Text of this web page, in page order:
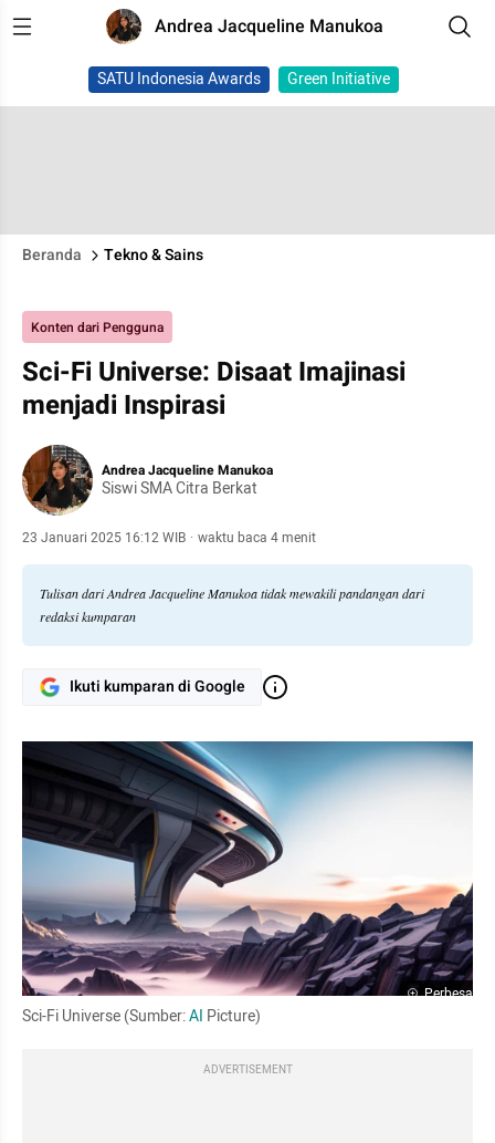
Andrea Jacqueline Manukoa
SATU Indonesia Awards Green Initiative
Beranda Tekno & Sains
Konten dari Pengguna
Sci-Fi Universe: Disaat Imajinasi
menjadi Inspirasi
Andrea Jacqueline Manukoa
Siswi SMA Citra Berkat
23 Januari 2025 16:12 WIB · waktu baca 4 menit
Tulisan dari Andrea Jacqueline Manukoa tidak mewakili pandangan dari
redaksi kumparan
Ikuti kumparan di Google
Perbesar
Sci-Fi Universe (Sumber: AI Picture)
ADVERTISEMENT